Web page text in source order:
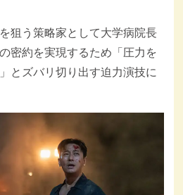
狙う策略家として大学病院長
密約を実現するため「圧力を
とズバリ切り出す迫力演技に